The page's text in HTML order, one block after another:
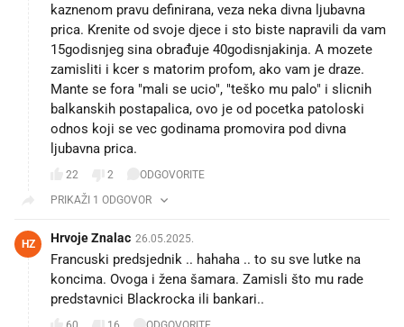
kaznenom pravu definirana, veza neka divna ljubavna
prica. Krenite od svoje djece i sto biste napravili da vam
15godisnjeg sina obrađuje 40godisnjakinja. A mozete
zamisliti i kcer s matorim profom, ako vam je draze.
Mante se fora "mali se ucio", "teško mu palo" i slicnih
balkanskih postapalica, ovo je od pocetka patoloski
odnos koji se vec godinama promovira pod divna
ljubavna prica.
22 2
ODGOVORITE
PRIKAŽI 1 ODGOVOR
HZ Hrvoje Znalac 26.05.2025.
Francuski predsjednik .. hahaha .. to su sve lutke na
koncima. Ovoga i žena šamara. Zamisli što mu rade
predstavnici Blackrocka ili bankari..